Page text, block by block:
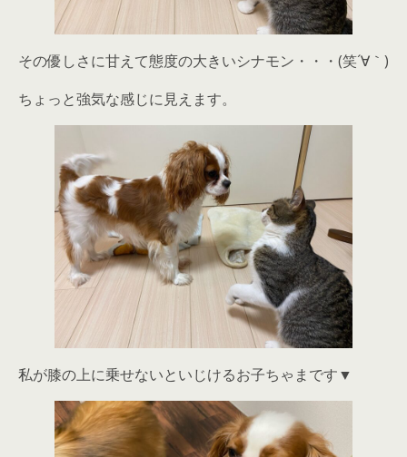
その優しさに甘えて態度の大きいシナモン・・・(笑´∀｀)
ちょっと強気な感じに見えます。
私が膝の上に乗せないといじけるお子ちゃまです▼